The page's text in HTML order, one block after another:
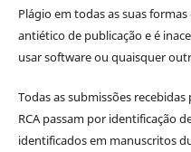
Plágio em todas as suas
antiético de publicação e é
usar software ou quaisquer
Todas as submissões
RCA passam por identificação
identificados em manuscritos